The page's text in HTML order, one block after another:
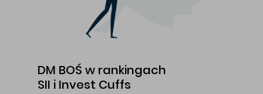
DM BOŚ w rankingach
SII i Invest Cuffs